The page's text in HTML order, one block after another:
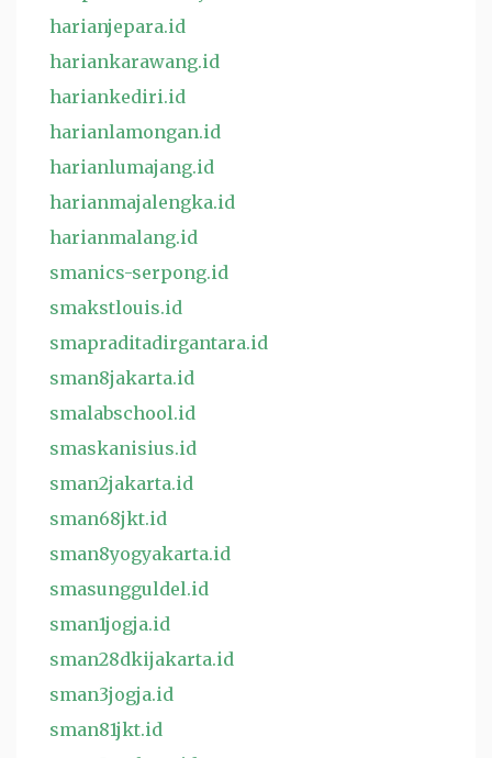
harianjepara.id
hariankarawang.id
hariankediri.id
harianlamongan.id
harianlumajang.id
harianmajalengka.id
harianmalang.id
smanics-serpong.id
smakstlouis.id
smapraditadirgantara.id
sman8jakarta.id
smalabschool.id
smaskanisius.id
sman2jakarta.id
sman68jkt.id
sman8yogyakarta.id
smasungguldel.id
sman1jogja.id
sman28dkijakarta.id
sman3jogja.id
sman81jkt.id